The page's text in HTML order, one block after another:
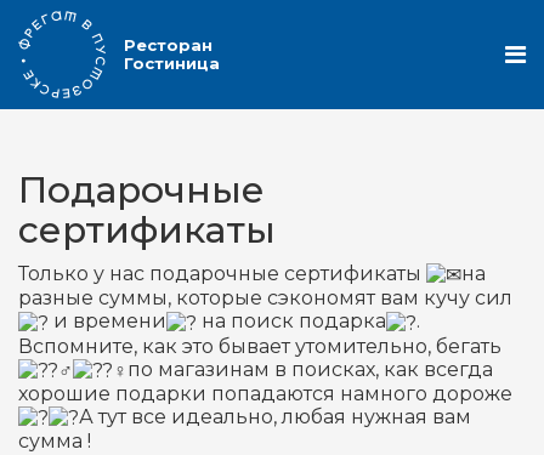
Ресторан
Гостиница
Подарочные
сертификаты
Только у нас подарочные сертификаты
на
разные суммы, которые сэкономят вам кучу сил
и времени
на поиск подарка
.
Вспомните, как это бывает утомительно, бегать
по магазинам в поисках, как всегда
хорошие подарки попадаются намного дороже
А тут все идеально, любая нужная вам
сумма !